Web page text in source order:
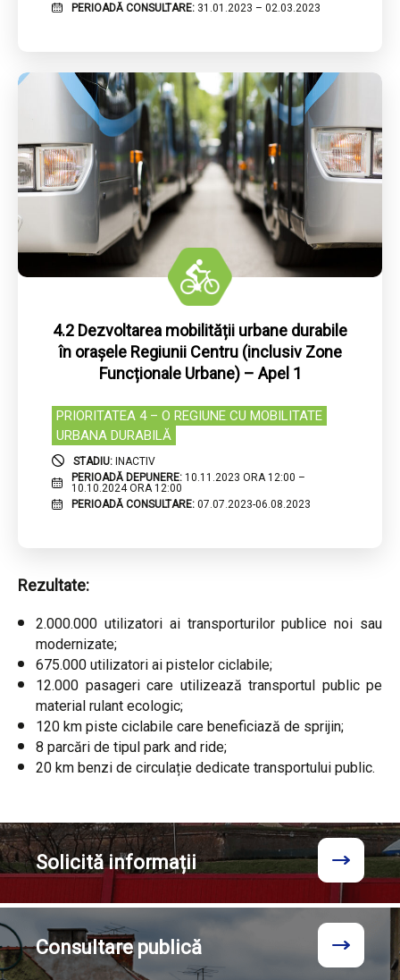
PERIOADĂ CONSULTARE: 31.01.2023 – 02.03.2023
4.2 Dezvoltarea mobilității urbane durabile
în orașele Regiunii Centru (inclusiv Zone
Funcționale Urbane) – Apel 1
PRIORITATEA 4 – O REGIUNE CU MOBILITATE
URBANA DURABILĂ
STADIU: INACTIV
PERIOADĂ DEPUNERE: 10.11.2023 ORA 12:00 –
10.10.2024 ORA 12:00
PERIOADĂ CONSULTARE: 07.07.2023-06.08.2023
Rezultate:
2.000.000 utilizatori ai transporturilor publice noi sau
modernizate;
675.000 utilizatori ai pistelor ciclabile;
12.000 pasageri care utilizează transportul public pe
material rulant ecologic;
120 km piste ciclabile care beneficiază de sprijin;
8 parcări de tipul park and ride;
20 km benzi de circulație dedicate transportului public.
Solicităinformații
Consultarepublică